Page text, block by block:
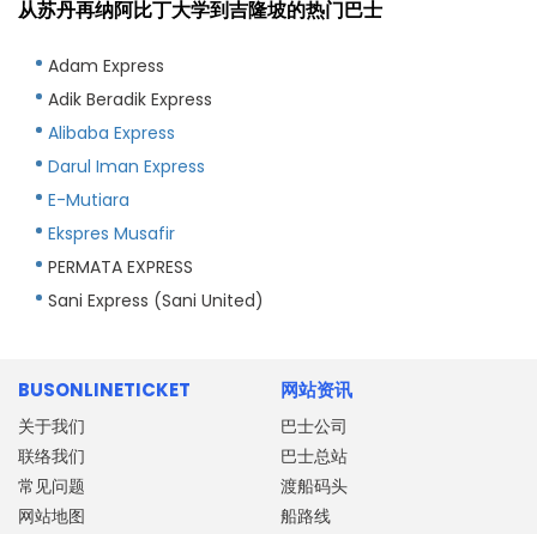
从苏丹再纳阿比丁大学到吉隆坡的热门巴士
Adam Express
Adik Beradik Express
Alibaba Express
Darul Iman Express
E-Mutiara
Ekspres Musafir
PERMATA EXPRESS
Sani Express (Sani United)
BUSONLINETICKET
关于我们
联络我们
常见问题
网站地图
网站资讯
巴士公司
巴士总站
渡船码头
船路线